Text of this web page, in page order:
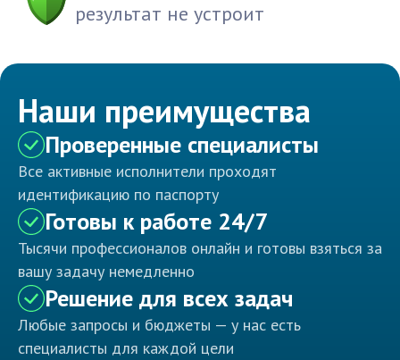
результат не устроит
Наши преимущества
Проверенные специалисты
Все активные исполнители проходят
идентификацию по паспорту
Готовы к работе 24/7
Тысячи профессионалов онлайн и готовы взяться за
вашу задачу немедленно
Решение для всех задач
Любые запросы и бюджеты — у нас есть
специалисты для каждой цели